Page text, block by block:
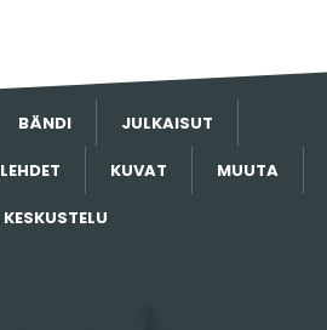
BÄNDI JULKAISUT
LEHDET KUVAT MUUTA
KESKUSTELU